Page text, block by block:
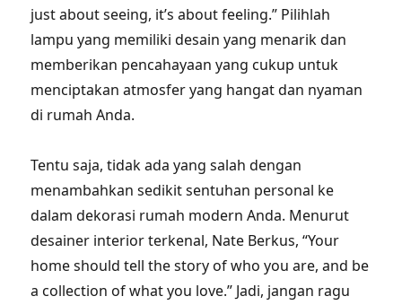
just about seeing, it’s about feeling.” Pilihlah
lampu yang memiliki desain yang menarik dan
memberikan pencahayaan yang cukup untuk
menciptakan atmosfer yang hangat dan nyaman
di rumah Anda.
Tentu saja, tidak ada yang salah dengan
menambahkan sedikit sentuhan personal ke
dalam dekorasi rumah modern Anda. Menurut
desainer interior terkenal, Nate Berkus, “Your
home should tell the story of who you are, and be
a collection of what you love.” Jadi, jangan ragu